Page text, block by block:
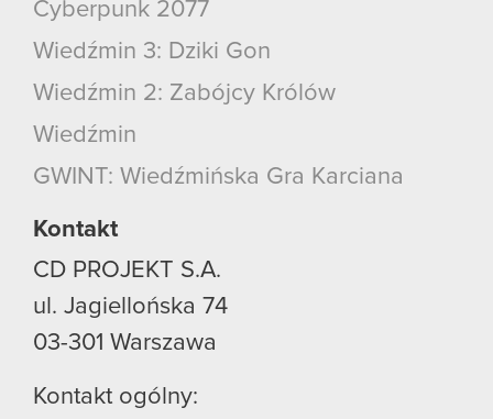
Cyberpunk 2077
Wiedźmin 3: Dziki Gon
Wiedźmin 2: Zabójcy Królów
Wiedźmin
GWINT: Wiedźmińska Gra Karciana
Kontakt
CD PROJEKT S.A.
ul. Jagiellońska 74
03-301 Warszawa
Kontakt ogólny: